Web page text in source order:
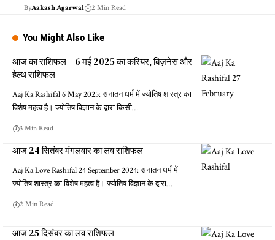
ByAakash Agarwal 2 Min Read
You Might Also Like
आज का राशिफल – 6 मई 2025 का करियर, बिज़नेस और
हेल्थ राशिफल
Aaj Ka Rashifal 6 May 2025: सनातन धर्म में ज्योतिष शास्त्र का
विशेष महत्व है। ज्योतिष विज्ञान के द्वारा किसी…
3 Min Read
आज 24 सितंबर मंगलवार का लव राशिफल
Aaj Ka Love Rashifal 24 September 2024: सनातन धर्म में
ज्योतिष शास्त्र का विशेष महत्व है। ज्योतिष विज्ञान के द्वारा…
2 Min Read
आज 25 दिसंबर का लव राशिफल